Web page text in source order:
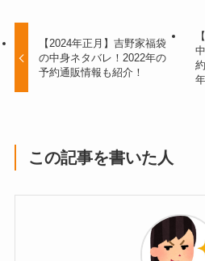
【2024年正月】吉野家福袋
の中身ネタバレ！2022年の
予約通販情報も紹介！
この記事を書いた人